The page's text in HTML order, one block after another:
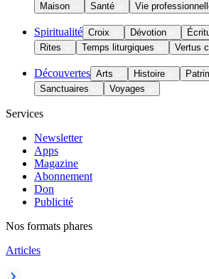
Maison
Santé Vie
Spiritualité Croix Dévotion
Rites
Temps liturgiques Vertus
Découvertes Arts Histoire
Sanctuaires
Voyages
Services
Newsletter
Apps
Magazine
Abonnement
Don
Publicité
Nos formats phares
Articles